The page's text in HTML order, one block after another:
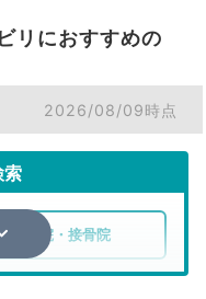
リにおすすめの
2026/08/09時点
索
整骨院・接骨院